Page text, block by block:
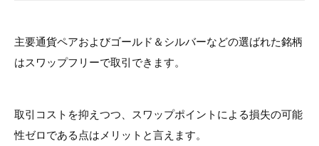
主要通貨ペアおよびゴールド＆シルバーなどの選ばれた銘柄
はスワップフリーで取引できます。
取引コストを抑えつつ、スワップポイントによる損失の可能
性ゼロである点はメリットと言えます。